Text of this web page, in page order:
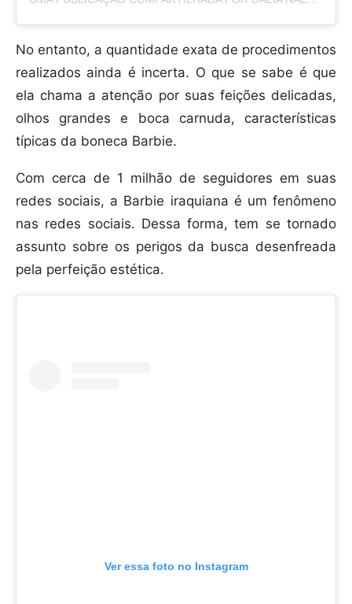
No entanto, a quantidade exata de procedimentos
realizados ainda é incerta. O que se sabe é que
ela chama a atenção por suas feições delicadas,
olhos grandes e boca carnuda, características
típicas da boneca Barbie.
Com cerca de 1 milhão de seguidores em suas
redes sociais, a Barbie iraquiana é um fenômeno
nas redes sociais. Dessa forma, tem se tornado
assunto sobre os perigos da busca desenfreada
pela perfeição estética.
Ver essa foto no Instagram